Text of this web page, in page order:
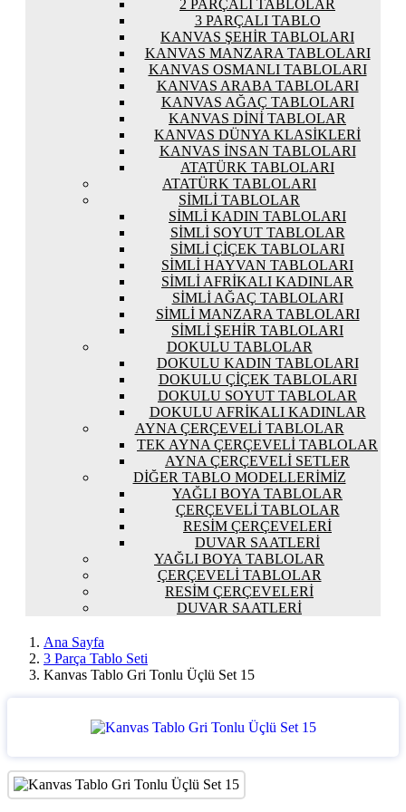
2 PARÇALI TABLOLAR
3 PARÇALI TABLO
KANVAS ŞEHIR TABLOLARI
KANVAS MANZARA TABLOLARI
KANVAS OSMANLI TABLOLARI
KANVAS ARABA TABLOLARI
KANVAS AĞAÇ TABLOLARI
KANVAS DINI TABLOLAR
KANVAS DÜNYA KLASIKLERI
KANVAS İNSAN TABLOLARI
ATATÜRK TABLOLARI
ATATÜRK TABLOLARI
SIMLI TABLOLAR
SIMLI KADIN TABLOLARI
SIMLI SOYUT TABLOLAR
SIMLI ÇIÇEK TABLOLARI
SIMLI HAYVAN TABLOLARI
SIMLI AFRIKALI KADINLAR
SIMLI AĞAÇ TABLOLARI
SIMLI MANZARA TABLOLARI
SIMLI ŞEHIR TABLOLARI
DOKULU TABLOLAR
DOKULU KADIN TABLOLARI
DOKULU ÇIÇEK TABLOLARI
DOKULU SOYUT TABLOLAR
DOKULU AFRIKALI KADINLAR
AYNA ÇERÇEVELI TABLOLAR
TEK AYNA ÇERÇEVELI TABLOLAR
AYNA ÇERÇEVELI SETLER
DIĞER TABLO MODELLERIMIZ
YAĞLI BOYA TABLOLAR
ÇERÇEVELI TABLOLAR
RESIM ÇERÇEVELERI
DUVAR SAATLERI
YAĞLI BOYA TABLOLAR
ÇERÇEVELI TABLOLAR
RESIM ÇERÇEVELERI
DUVAR SAATLERI
Ana Sayfa
3 Parça Tablo Seti
Kanvas Tablo Gri Tonlu Üçlü Set 15